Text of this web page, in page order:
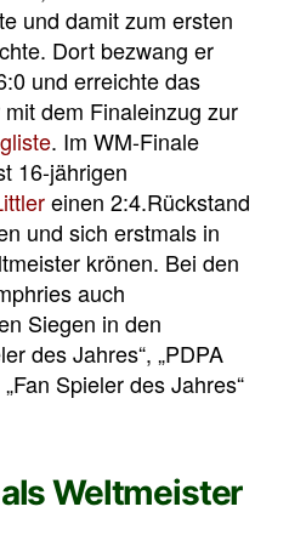
und damit zum ersten
Dort bezwang er
und erreichte das
dem Finaleinzug zur
. Im WM-Finale
16-jährigen
einen 2:4.Rückstand
und sich erstmals in
krönen. Bei den
auch
Siegen in den
des Jahres“, „PDPA
Spieler des Jahres“
Weltmeister